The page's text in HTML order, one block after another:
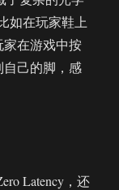
如在玩家鞋上
在游戏中按
己的脚，感
Latency，还